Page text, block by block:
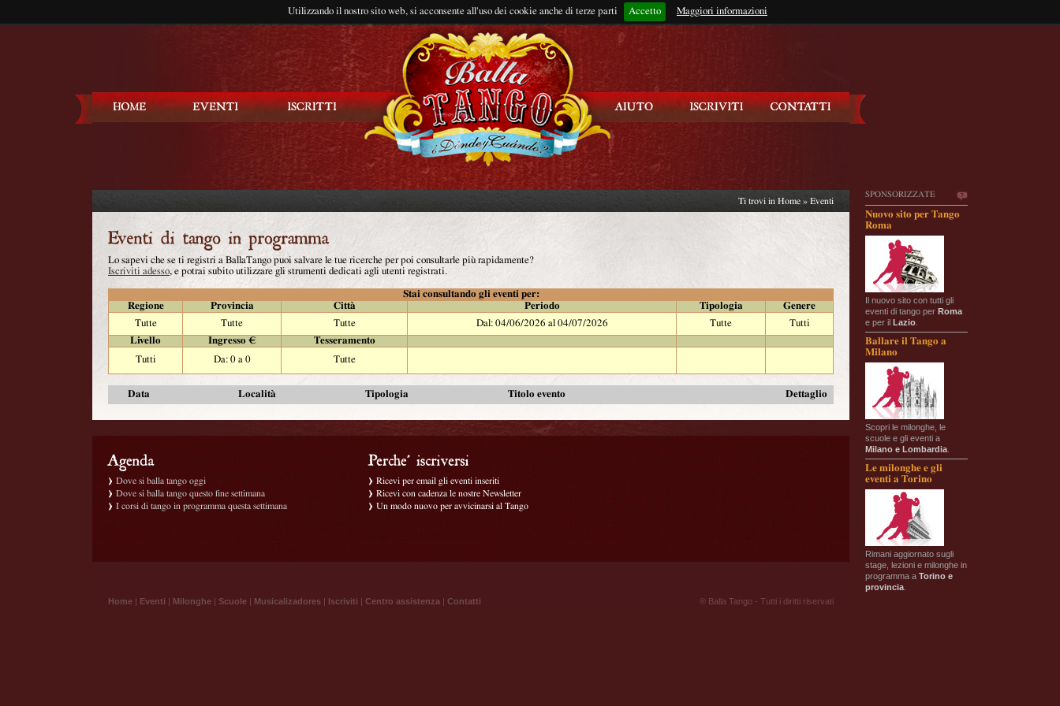
Utilizzando il nostro sito web, si acconsente all'uso dei cookie anche di terze parti Accetto Maggiori informazioni
Rimani connesso?
SPONSORIZZATE
Nuovo sito per Tango
Roma
Il nuovo sito con tutti gli
eventi di tango per Roma
e per il Lazio
Ballare il Tango a
Milano
Scopri le milonghe, le
scuole e gli eventi a
Milano e Lombardia
Le milonghe e gli
eventi a Torino
Rimani aggiornato sugli
stage, lezioni e milonghe in
programma a Torino e
provincia
Ti trovi in Home » Eventi
Lo sapevi che se ti registri a BallaTango puoi salvare le tue ricerche per poi consultarle più rapidamente?
Iscriviti adesso, e potrai subito utilizzare gli strumenti dedicati agli utenti registrati.
Stai consultando gli eventi per:
Regione
Provincia Città Periodo Tipologia
Genere
Tutte
Tutte Tutte Dal: 04/06/2026 al 04/07/2026 Tutte
Tutti
Livello
Ingresso €
Tesseramento
Tutti
Da: 0 a 0 Tutte
Data Località Tipologia Titolo evento Dettaglio
Dove si balla tango oggi
Dove si balla tango questo fine settimana
I corsi di tango in programma questa settimana
Ricevi per email gli eventi inseriti
Ricevi con cadenza le nostre Newsletter
Un modo nuovo per avvicinarsi al Tango
Home | Eventi | Milonghe | Scuole | Musicalizadores | Iscriviti | Centro assistenza | Contatti ® Balla Tango - Tutti i diritti riservati